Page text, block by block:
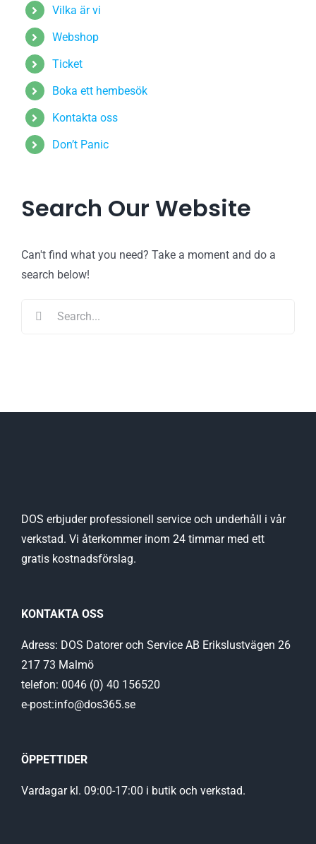
Vilka är vi
Webshop
Ticket
Boka ett hembesök
Kontakta oss
Don’t Panic
Search Our Website
Can't find what you need? Take a moment and do a
search below!
DOS erbjuder professionell service och underhåll i vår
verkstad. Vi återkommer inom 24 timmar med ett
gratis kostnadsförslag.
KONTAKTA OSS
Adress: DOS Datorer och Service AB Erikslustvägen 26
217 73 Malmö
telefon: 0046 (0) 40 156520
e-post:info@dos365.se
ÖPPETTIDER
Vardagar kl. 09:00-17:00 i butik och verkstad.